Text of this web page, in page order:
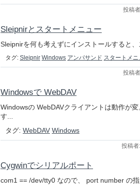
投稿
Sleipnirとスタートメニュー
Sleipnirを何も考えずにインストールすると
タグ: Sleipnir Windows アンパサンド スタートメニ
投稿
Windowsで WebDAV
Windowsの WebDAVクライアントは動作が
す...
タグ: WebDAV Windows
投稿
Cygwinでシリアルポート
com1 == /dev/tty0 なので、 port number の